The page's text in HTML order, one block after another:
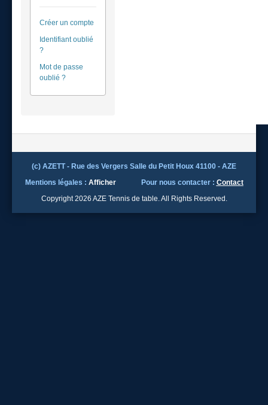
Créer un compte
Identifiant oublié
?
Mot de passe
oublié ?
(c) AZETT - Rue des Vergers Salle du Petit Houx 41100 - AZE
Mentions légales : Afficher Pour nous contacter : Contact
Copyright 2026 AZE Tennis de table. All Rights Reserved.